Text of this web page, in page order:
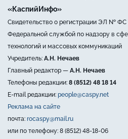
«КаспийИнфо»
Свидетельство о регистрации ЭЛ № ФС
Федеральной службой по надзору в
технологий и массовых коммуникаций
Учредитель: А.Н. Нечаев
Главный редактор — А.Н. Нечаев
Телефоны редакции: 8 (8512) 48 18 14
E-mail редакции: people@caspy.net
Реклама на сайте
почта: rocaspy@mail.ru
или по телефону: 8 (8512) 48-18-06